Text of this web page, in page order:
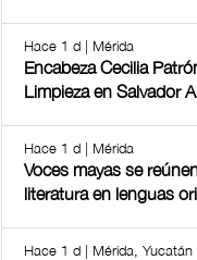
Hace 1 d | Mérida
Encabeza Cecilia
Limpieza en Salvador
Hace 1 d | Mérida
Voces mayas se
literatura en lenguas
Hace 1 d | Mérida, Yucatán